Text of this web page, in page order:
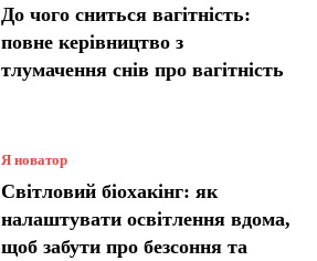
До чого сниться вагітність:
повне керівництво з
тлумачення снів про вагітність
Я новатор
Світловий біохакінг: як
налаштувати освітлення вдома,
щоб забути про безсоння та